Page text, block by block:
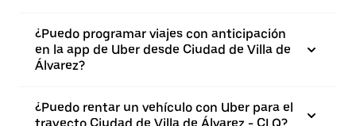
¿Puedo programar viajes con anticipación
en la app de Uber desde Ciudad de Villa de
Álvarez?
¿Puedo rentar un vehículo con Uber para el